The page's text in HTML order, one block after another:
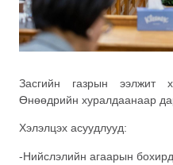
Засгийн газрын ээлжит
Өнөөдрийн хуралдаанаар
Хэлэлцэх асуудлууд:
-Нийслэлийн агаарын